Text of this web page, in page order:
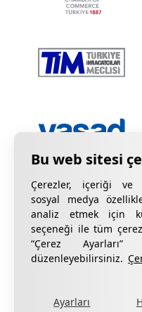
Çerezler, içeriği ve
sosyal medya
analiz etmek için
seçeneği ile tüm
“Çerez
düzenleyebilirsiniz.
Ayarları
Gizlilik Bildirimi
Şikâyetleriniz